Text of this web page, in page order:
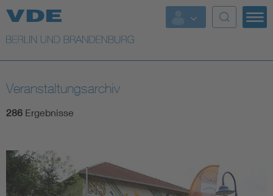
Top Themen
Weitere Themen
Veranstaltungsarchiv
286 Ergebnisse